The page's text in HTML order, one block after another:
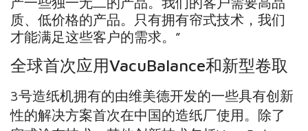
质、低价格的产品。只有拥有帘式技术，我们
才能满足这些客户的需求。”
全球首次应用VacuBalance和新型卷取
3号造纸机拥有的由维美德开发的一些具有创新
性的解决方案首次在中国的造纸厂使用。除了